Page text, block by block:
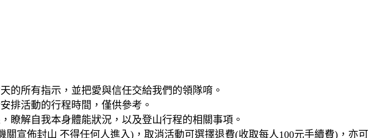
的所有指示，並把愛與信任交給我們的領隊唷。
排活動的行程時間，僅供參考。
瞭解自我本身體能狀況，以及登山行程的相關事項。
宣佈封山 不得任何人進入)，取消活動可選擇退費(收取每人100元手續費)，亦可